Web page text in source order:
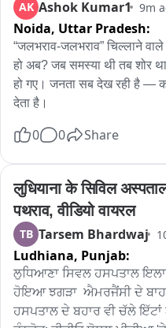
AK Ashok Kumar1 9m
Noida, Uttar Pradesh:
“जलभराव-जलभराव” चिल्लाने
हो अब? जब समस्या थी तब शोर
हो गए। जनता सब देख रही है —
देता है।
0 0 Share
लुधियाना के सिविल
पथराव, वीडियो वायरल
TB Tarsem Bhardwaj
Ludhiana, Punjab:
ਲੁਧਿਆਣਾ ਸਿਵਲ ਹਸਪਤਾਲ
ਹੋਇਆ ਝਗੜਾ  ਐਮਰਜੈਂਸੀ ਦੇ
ਹਸਪਤਾਲ ਦੇ ਬਹਾਰ ਵੀ ਚੱਲੇ